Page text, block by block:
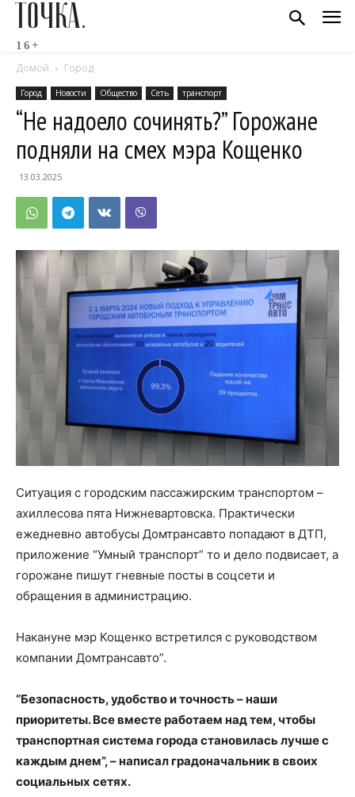
ТОЧКА.
16+
Домой Город
Город Новости Общество Сеть транспорт
“Не надоело сочинять?” Горожане
подняли на смех мэра Кощенко
13.03.2025
Ситуация с городским пассажирским транспортом –
ахиллесова пята Нижневартовска. Практически
ежедневно автобусы Домтрансавто попадают в ДТП,
приложение “Умный транспорт” то и дело подвисает, а
горожане пишут гневные посты в соцсети и
обращения в администрацию.
Накануне мэр Кощенко встретился с руководством
компании Домтрансавто”.
“Безопасность, удобство и точность – наши
приоритеты. Все вместе работаем над тем, чтобы
транспортная система города становилась лучше с
каждым днем”, – написал градоначальник в своих
социальных сетях.